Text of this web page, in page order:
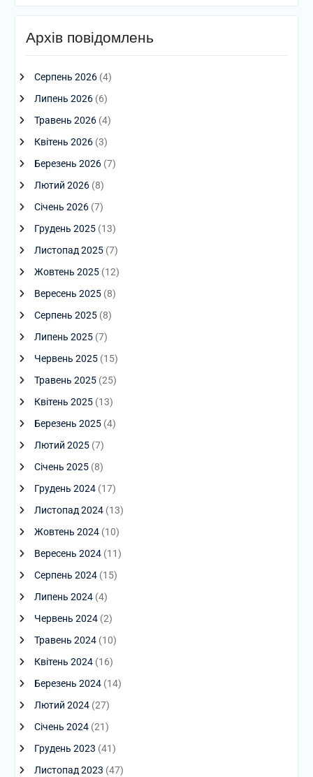
Архів повідомлень
Серпень 2026(4)
Липень 2026(6)
Травень 2026(4)
Квітень 2026(3)
Березень 2026(7)
Лютий 2026(8)
Січень 2026(7)
Грудень 2025(13)
Листопад 2025(7)
Жовтень 2025(12)
Вересень 2025(8)
Серпень 2025(8)
Липень 2025(7)
Червень 2025(15)
Травень 2025(25)
Квітень 2025(13)
Березень 2025(4)
Лютий 2025(7)
Січень 2025(8)
Грудень 2024(17)
Листопад 2024(13)
Жовтень 2024(10)
Вересень 2024(11)
Серпень 2024(15)
Липень 2024(4)
Червень 2024(2)
Травень 2024(10)
Квітень 2024(16)
Березень 2024(14)
Лютий 2024(27)
Січень 2024(21)
Грудень 2023 (41)
Листопад 2023 (47)